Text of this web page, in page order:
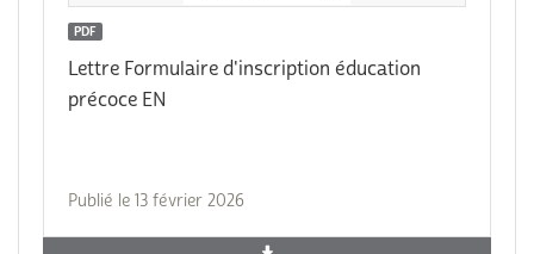
PDF
Lettre Formulaire d'inscription éducation
précoce EN
Publié le 13 février 2026